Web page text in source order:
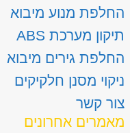
החלפת מנוע מיבוא
תיקון מערכת ABS
החלפת גירים מיבוא
ניקוי מסנן חלקיקים
צור קשר
מאמרים אחרונים